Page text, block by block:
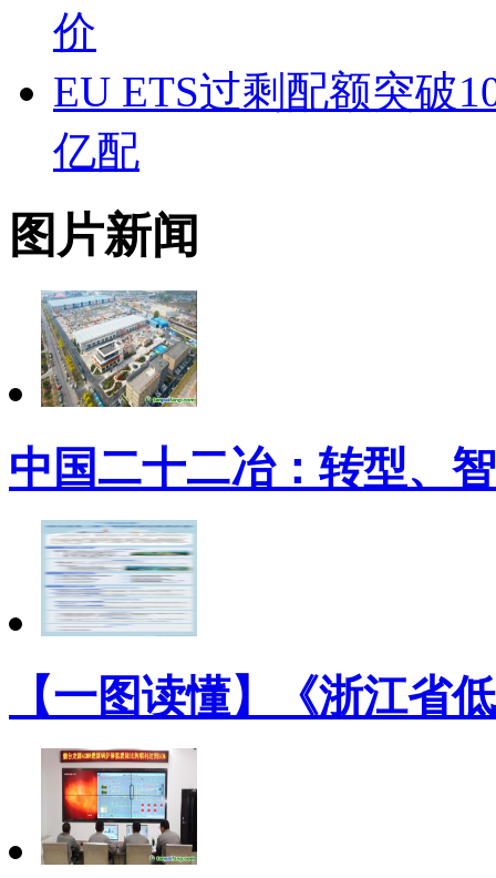
价
EU ETS过剩配额突破
亿配
图片新闻
中国二十二冶：转型、
【一图读懂】《浙江省